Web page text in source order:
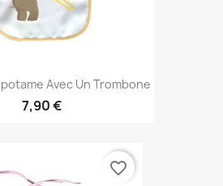
Avec Un Trombone
7,90 €
favorite_border